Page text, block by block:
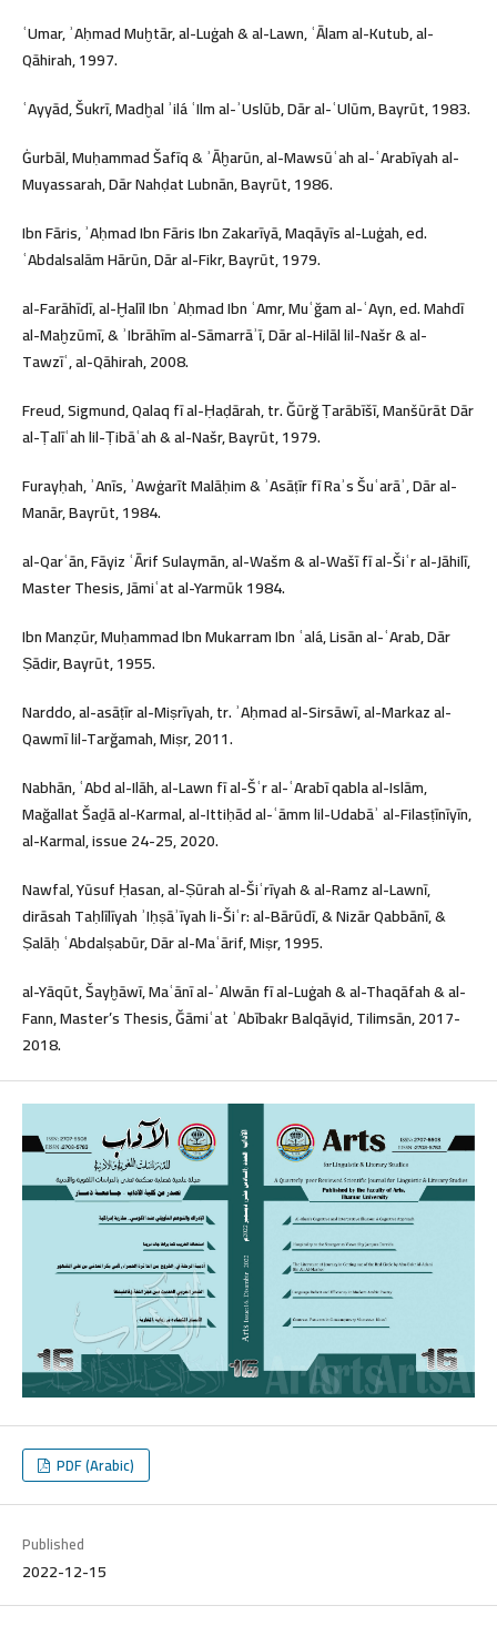
ʿUmar, ʾAḥmad Muḫtār, al-Luġah & al-Lawn, ʿĀlam al-Kutub, al-
Qāhirah, 1997.
ʿAyyād, Šukrī, Madḫal ʾilá ʿIlm al-ʾUslūb, Dār al-ʿUlūm, Bayrūt, 1983.
Ġurbāl, Muḥammad Šafīq & ʾĀḫarūn, al-Mawsūʿah al-ʿArabīyah al-
Muyassarah, Dār Nahḍat Lubnān, Bayrūt, 1986.
Ibn Fāris, ʾAḥmad Ibn Fāris Ibn Zakarīyā, Maqāyīs al-Luġah, ed.
ʿAbdalsalām Hārūn, Dār al-Fikr, Bayrūt, 1979.
al-Farāhīdī, al-Ḫalīl Ibn ʾAḥmad Ibn ʿAmr, Muʿğam al-ʿAyn, ed. Mahdī
al-Maḫzūmī, & ʾIbrāhīm al-Sāmarrāʾī, Dār al-Hilāl lil-Našr & al-
Tawzīʿ, al-Qāhirah, 2008.
Freud, Sigmund, Qalaq fī al-Ḥaḍārah, tr. Ğūrğ Ṭarābīšī, Manšūrāt Dār
al-Ṭalīʿah lil-Ṭibāʿah & al-Našr, Bayrūt, 1979.
Furayḥah, ʾAnīs, ʾAwġarīt Malāḥim & ʾAsāṭīr fī Raʾs Šuʿarāʾ, Dār al-
Manār, Bayrūt, 1984.
al-Qarʿān, Fāyiz ʿĀrif Sulaymān, al-Wašm & al-Wašī fī al-Šiʿr al-Jāhilī,
Master Thesis, Jāmiʿat al-Yarmūk 1984.
Ibn Manẓūr, Muḥammad Ibn Mukarram Ibn ʿalá, Lisān al-ʿArab, Dār
Ṣādir, Bayrūt, 1955.
Narddo, al-asāṭīr al-Miṣrīyah, tr. ʾAḥmad al-Sirsāwī, al-Markaz al-
Qawmī lil-Tarğamah, Miṣr, 2011.
Nabhān, ʿAbd al-Ilāh, al-Lawn fī al-Šʿr al-ʿArabī qabla al-Islām,
Mağallat Šaḏā al-Karmal, al-Ittiḥād al-ʿāmm lil-Udabāʾ al-Filasṭīnīyīn,
al-Karmal, issue 24-25, 2020.
Nawfal, Yūsuf Ḥasan, al-Ṣūrah al-Šiʿrīyah & al-Ramz al-Lawnī,
dirāsah Taḥlīlīyah ʾIḥṣāʾīyah li-Šiʿr: al-Bārūdī, & Nizār Qabbānī, &
Ṣalāḥ ʿAbdalṣabūr, Dār al-Maʿārif, Miṣr, 1995.
al-Yāqūt, Šayḫāwī, Maʿānī al-ʾAlwān fī al-Luġah & al-Thaqāfah & al-
Fann, Master’s Thesis, Ğāmiʿat ʾAbībakr Balqāyid, Tilimsān, 2017-
2018.
PDF (Arabic)
Published
2022-12-15